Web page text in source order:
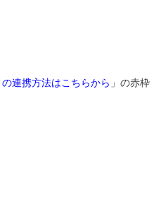
連携方法はこちらから 」の赤枠